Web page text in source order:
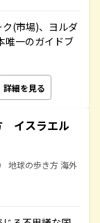
(市場)、ヨルダ
唯一のガイドブ
詳細を見る
イスラエル
地球の歩き方 海外